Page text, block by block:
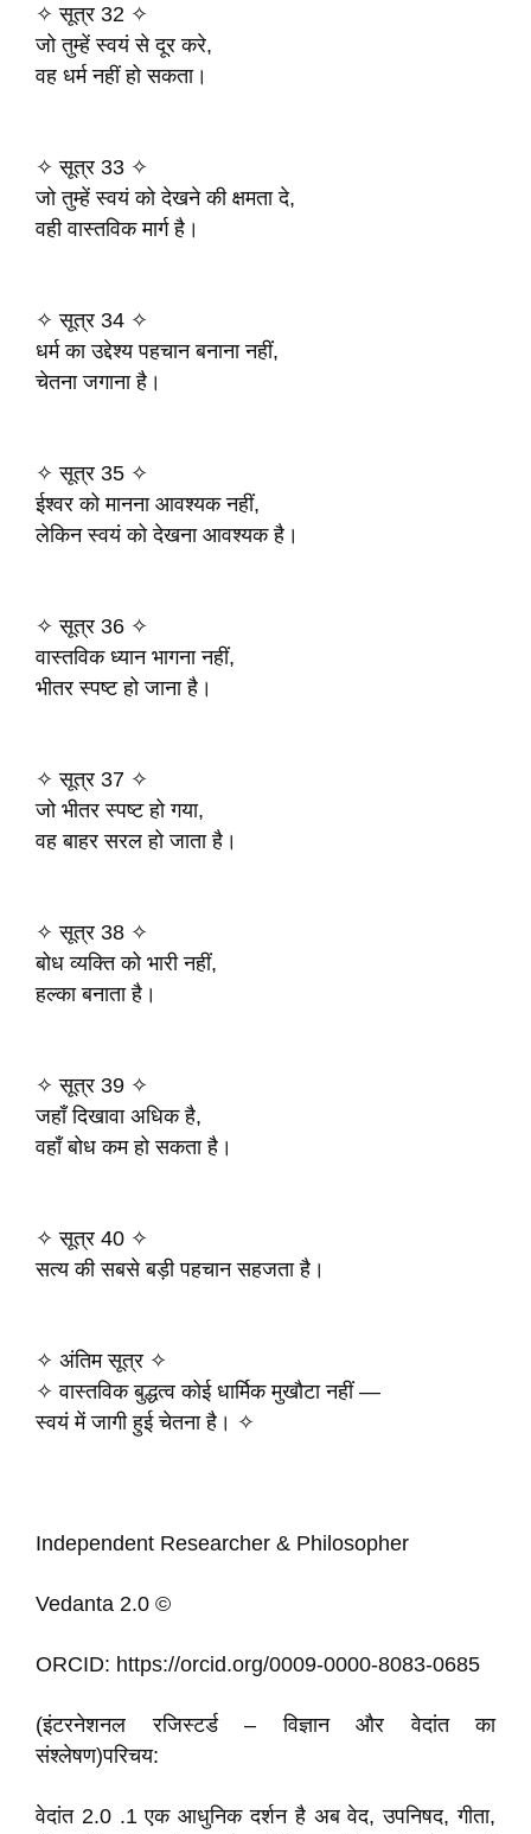
✧ सूत्र 32 ✧
जो तुम्हें स्वयं से दूर करे,
वह धर्म नहीं हो सकता।
✧ सूत्र 33 ✧
जो तुम्हें स्वयं को देखने की क्षमता दे,
वही वास्तविक मार्ग है।
✧ सूत्र 34 ✧
धर्म का उद्देश्य पहचान बनाना नहीं,
चेतना जगाना है।
✧ सूत्र 35 ✧
ईश्वर को मानना आवश्यक नहीं,
लेकिन स्वयं को देखना आवश्यक है।
✧ सूत्र 36 ✧
वास्तविक ध्यान भागना नहीं,
भीतर स्पष्ट हो जाना है।
✧ सूत्र 37 ✧
जो भीतर स्पष्ट हो गया,
वह बाहर सरल हो जाता है।
✧ सूत्र 38 ✧
बोध व्यक्ति को भारी नहीं,
हल्का बनाता है।
✧ सूत्र 39 ✧
जहाँ दिखावा अधिक है,
वहाँ बोध कम हो सकता है।
✧ सूत्र 40 ✧
सत्य की सबसे बड़ी पहचान सहजता है।
✧ अंतिम सूत्र ✧
✧ वास्तविक बुद्धत्व कोई धार्मिक मुखौटा नहीं —
स्वयं में जागी हुई चेतना है। ✧
Independent Researcher & Philosopher
Vedanta 2.0 ©
ORCID: https://orcid.org/0009-0000-8083-0685
(इंटरनेशनल रजिस्टर्ड – विज्ञान और वेदांत का
संश्लेषण)परिचय:
वेदांत 2.0 .1 एक आधुनिक दर्शन है अब वेद, उपनिषद, गीता,